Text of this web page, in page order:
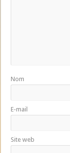
Nom
E-mail
Site web